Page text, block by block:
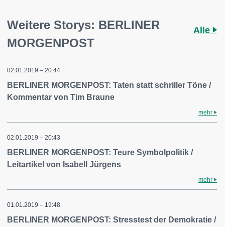
Weitere Storys: BERLINER
MORGENPOST
Alle
02.01.2019 – 20:44
BERLINER MORGENPOST: Taten statt schriller Töne /
Kommentar von Tim Braune
mehr
02.01.2019 – 20:43
BERLINER MORGENPOST: Teure Symbolpolitik /
Leitartikel von Isabell Jürgens
mehr
01.01.2019 – 19:48
BERLINER MORGENPOST: Stresstest der Demokratie /